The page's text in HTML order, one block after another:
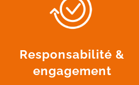
Responsabilité &
engagement